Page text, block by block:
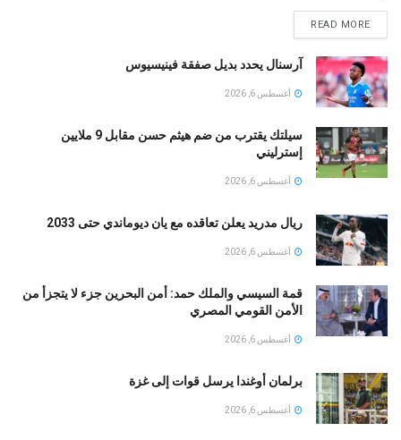
READ MORE
آرسنال يحدد بديل صفقة فينيسيوس
أغسطس 6, 2026
سيلتك يقترب من ضم هيثم حسن مقابل 9 ملايين
إسترليني
أغسطس 6, 2026
ريال مدريد يعلن تعاقده مع يان ديوماندي حتى 2033
أغسطس 6, 2026
قمة السيسي والملك حمد: أمن البحرين جزء لا يتجزأ من
الأمن القومي المصري
أغسطس 6, 2026
برلمان أوغندا يرسل قوات إلى غزة
أغسطس 6, 2026